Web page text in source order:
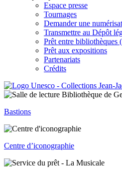
Espace presse
Tournages
Demander une
Transmettre au Dépôt
Prêt entre bibliothèques
Prêt aux expositions
Partenariats
Crédits
Bastions
Centre d’iconographie